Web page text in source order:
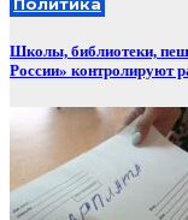
Политика
Школы, библиотеки,
России» контролируют